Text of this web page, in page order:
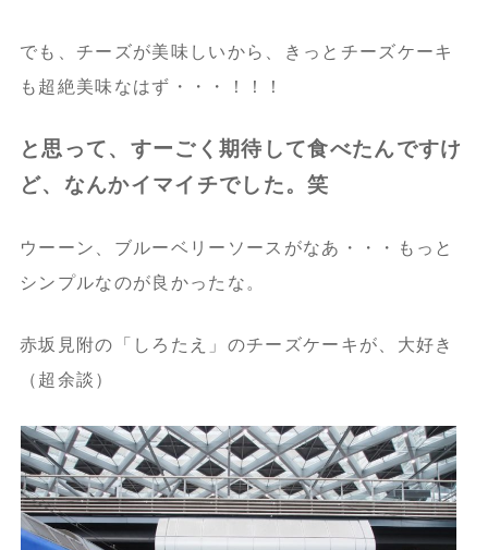
でも、チーズが美味しいから、きっとチーズケーキ
も超絶美味なはず・・・！！！
と思って、すーごく期待して食べたんですけ
ど、なんかイマイチでした。笑
ウーーン、ブルーベリーソースがなあ・・・もっと
シンプルなのが良かったな。
赤坂見附の「しろたえ」のチーズケーキが、大好き
（超余談）